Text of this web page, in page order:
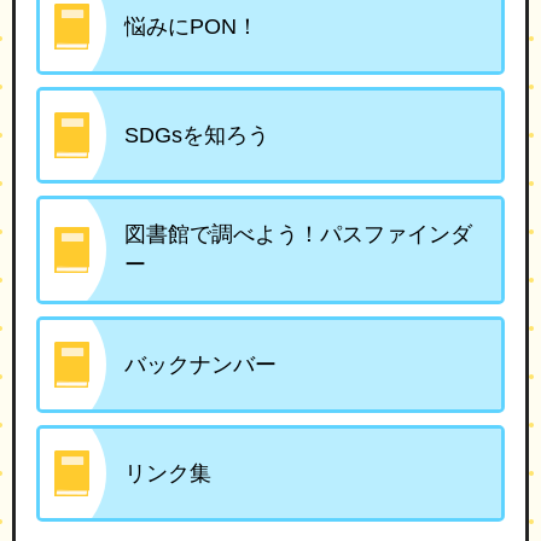
悩みにPON！
SDGsを知ろう
図書館で調べよう！パスファインダ
ー
バックナンバー
リンク集